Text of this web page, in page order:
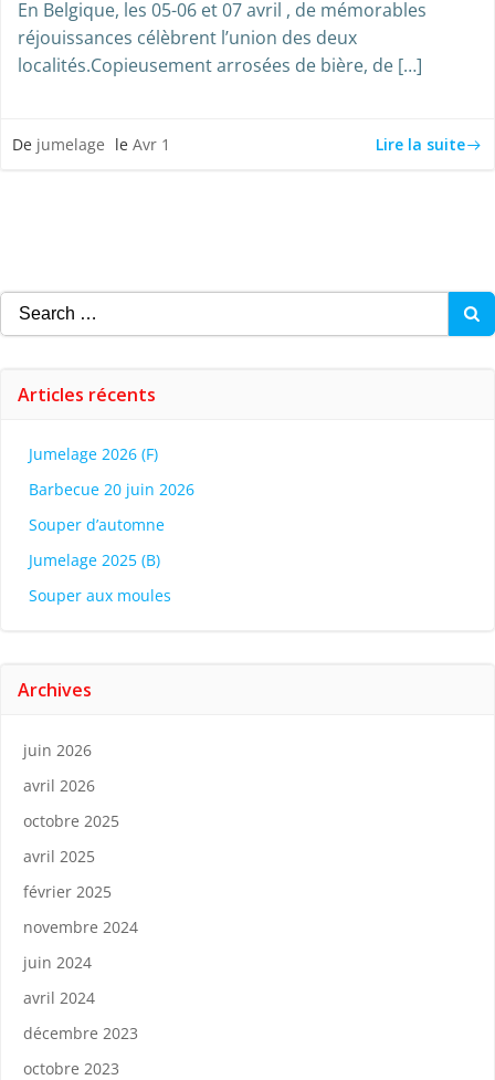
En Belgique, les 05-06 et 07 avril , de mémorables
réjouissances célèbrent l’union des deux
localités.Copieusement arrosées de bière, de […]
De jumelage le Avr 1 Lire la suite
Search
for:
Articles récents
Jumelage 2026 (F)
Barbecue 20 juin 2026
Souper d’automne
Jumelage 2025 (B)
Souper aux moules
Archives
juin 2026
avril 2026
octobre 2025
avril 2025
février 2025
novembre 2024
juin 2024
avril 2024
décembre 2023
octobre 2023